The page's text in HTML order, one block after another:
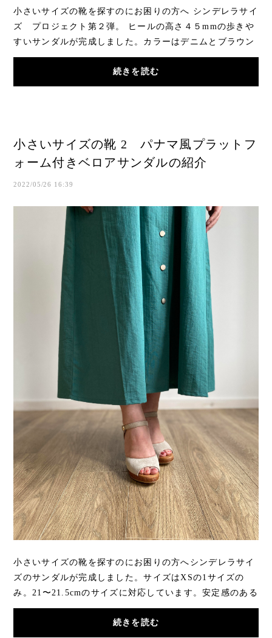
小さいサイズの靴を探すのにお困りの方へ シンデレラサイ
ズ プロジェクト第２弾。 ヒールの高さ４５mmの歩きや
すいサンダルが完成しました。カラーはデニムとブラウン
のコンビです。現在、他の色もた...
続きを読む
小さいサイズの靴 2 パナマ風プラットフ
ォーム付きベロアサンダルの紹介
2022/05/26 16:39
小さいサイズの靴を探すのにお困りの方へシンデレラサイ
ズのサンダルが完成しました。サイズはXSの1サイズの
み。21〜21.5cmのサイズに対応しています。安定感のある
ヒールとプラットフォームで、ヒールが約１０cm...
続きを読む